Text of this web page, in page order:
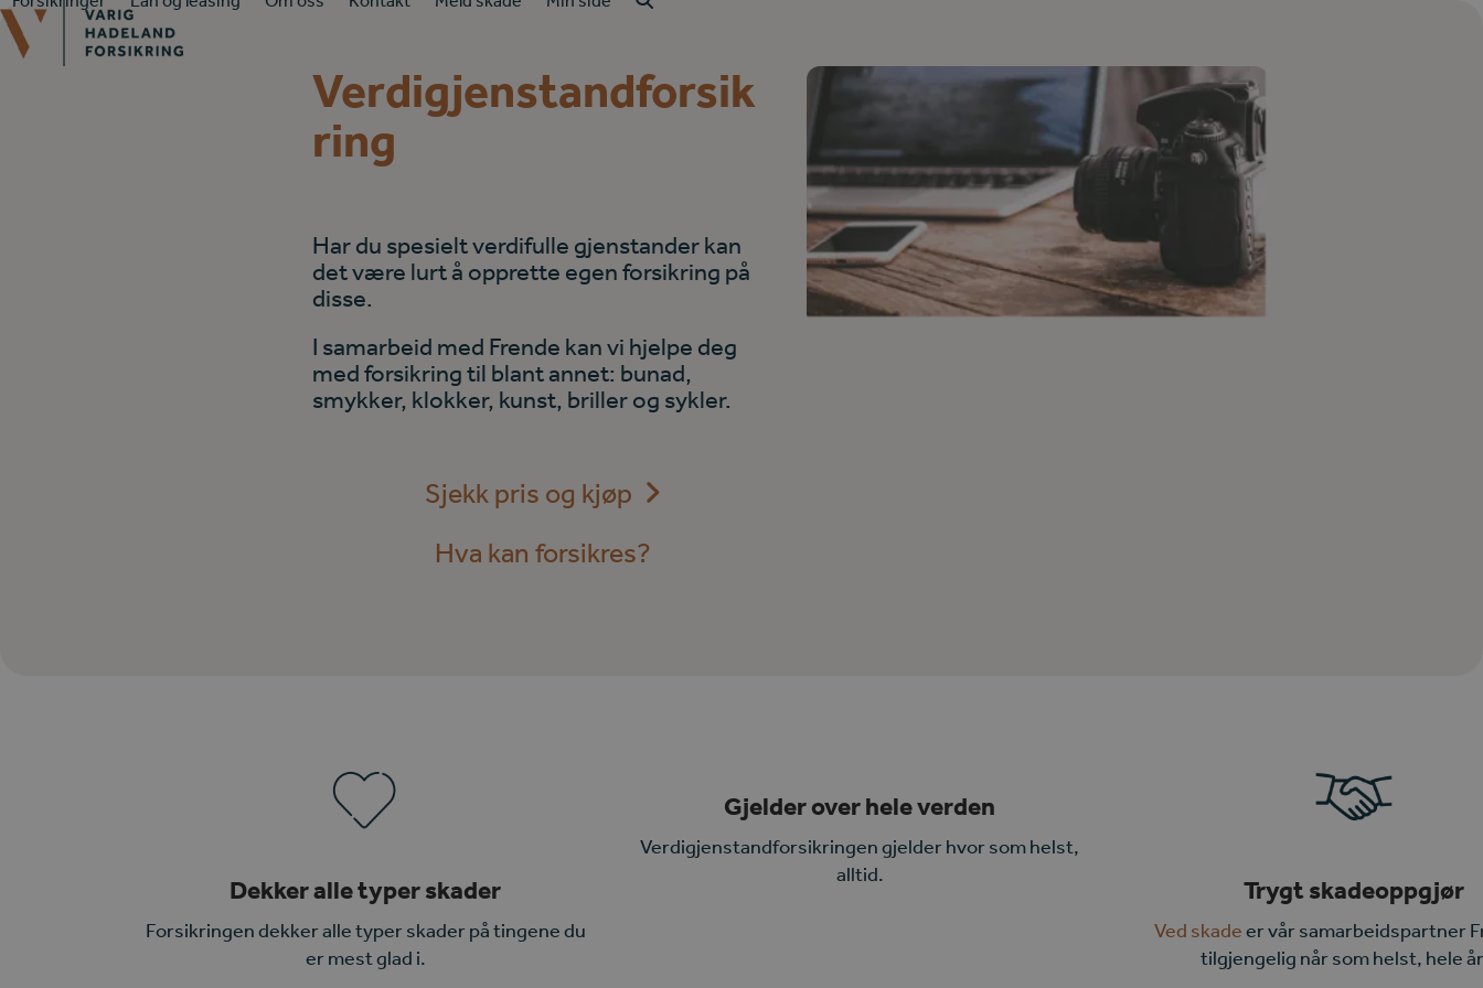
Skip
to
content
Verdigjenstandforsik
ring
Har du spesielt verdifulle gjenstander kan
det være lurt å opprette egen forsikring på
disse.
I samarbeid med Frende kan vi hjelpe deg
med forsikring til blant annet: bunad,
smykker, klokker, kunst, briller og sykler.
Sjekk pris og kjøp
Hva kan forsikres?
Dekker alle typer skader
Forsikringen dekker alle typer skader på tingene du
er mest glad i.
Gjelder over hele verden
Verdigjenstandforsikringen gjelder hvor som helst,
alltid.
Trygt skadeoppgjør
Ved skadeer vår samarbeidspartner
tilgjengelig når som helst, hele